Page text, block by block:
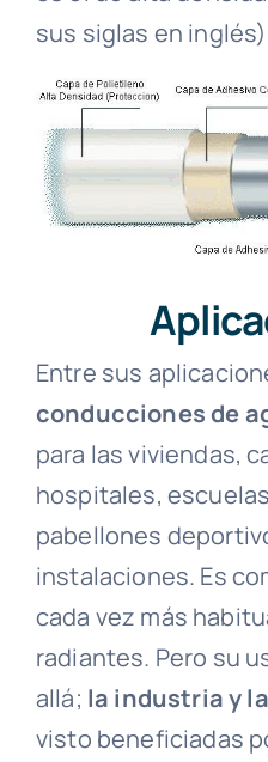
sus siglas en
Entre sus
conducciones de
para las viviendas,
hospitales,
pabellones
instalaciones. Es
cada vez más
radiantes. Pero su
allá; la industria y
visto beneficiadas